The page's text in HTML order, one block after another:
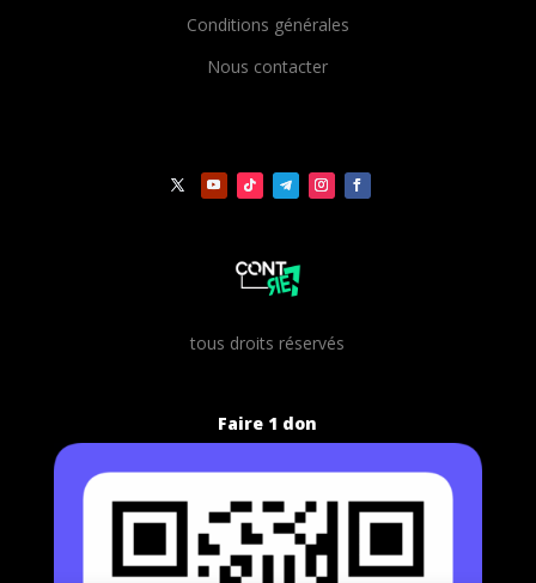
Conditions générales
Nous contacter
tous droits réservés
Faire 1 don